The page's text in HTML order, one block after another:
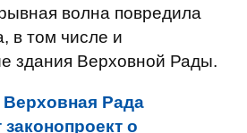
волна повредила
в том числе и
здания Верховной Рады.
Верховная Рада
о